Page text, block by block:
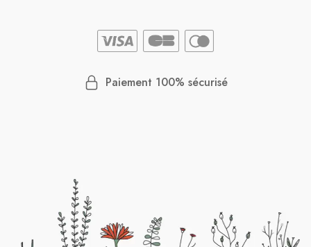
Paiement 100% sécurisé